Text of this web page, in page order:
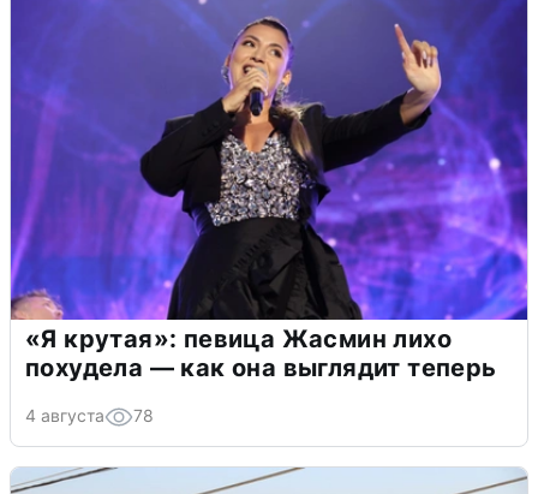
«Я крутая»: певица Жасмин лихо
похудела — как она выглядит теперь
4 августа 78